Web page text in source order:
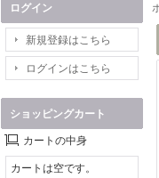
ログイン
新規登録はこちら
ログインはこちら
ショッピングカート
カートの中身
カートは空です。